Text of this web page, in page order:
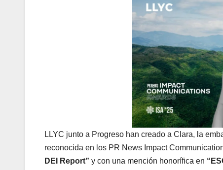
LLYC junto a Progreso han creado a Clara, la
reconocida en los PR News Impact
DEI Report” y con una mención honorífica en